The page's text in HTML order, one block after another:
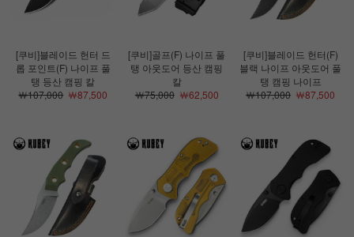
[쿠비]블레이드 헌터 드
롭 포인트(F) 나이프 풀
탱 등산 캠핑 칼
￦107,000￦87,500
[쿠비]골프(F) 나이프 풀
탱 아웃도어 등산 캠핑
칼
￦75,000￦62,500
[쿠비]블레이드 헌터(F)
블랙 나이프 아웃도어 풀
탱 캠핑 나이프
￦107,000 ￦87,500